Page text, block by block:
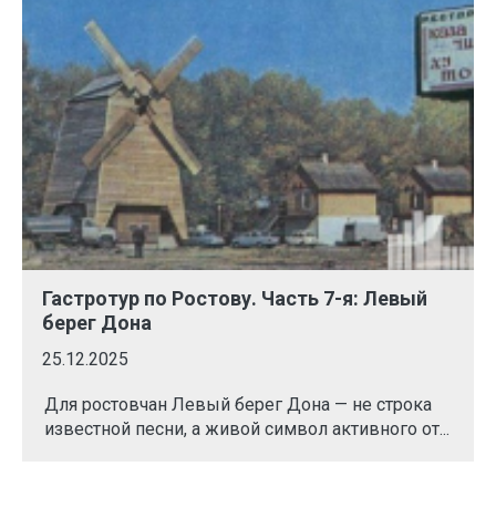
Гастротур по Ростову. Часть 7-я: Левый
берег Дона
25.12.2025
Для ростовчан Левый берег Дона — не строка
известной песни, а живой символ активного от...